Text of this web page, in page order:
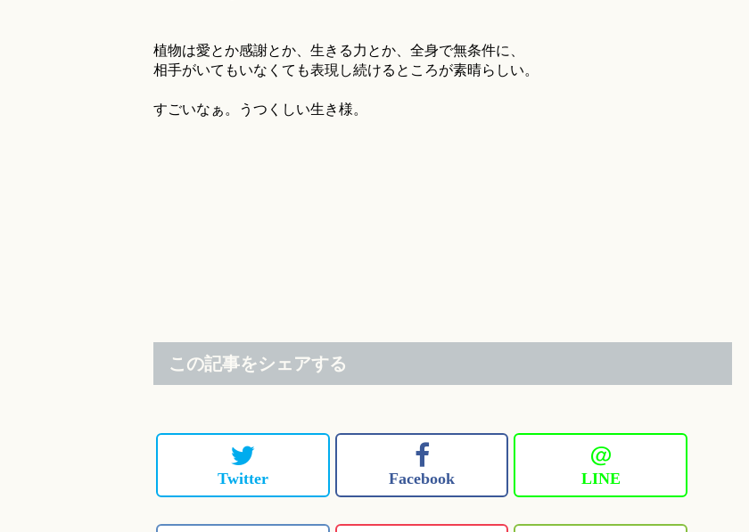
植物は愛とか感謝とか、生きる力とか、全身で無条件に、
相手がいてもいなくても表現し続けるところが素晴らしい。
すごいなぁ。うつくしい生き様。
この記事をシェアする
Twitter Facebook
＠
LINE